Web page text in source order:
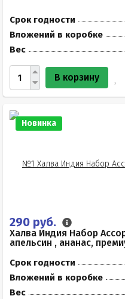
Срок годности
Вложений в коробке
Вес
В корзину
Новинка
290 руб.
Халва Индия Набор
апельсин , ананас,
Срок годности
Вложений в коробке
Вес